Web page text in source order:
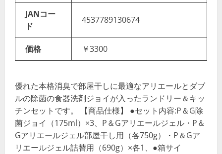
JANコー
ド
4537789130674
価格 ￥3300
優れた本格消臭で部屋干しに最適なアリエールとダブ
ルの除菌の食器洗剤ジョイが入ったランドリー＆キッ
チンセットです。 【商品仕様】 ●セット内容:P＆G除
菌ジョイ（175ml）×3、P＆Gアリエールジェル・P＆
Gアリエールジェル部屋干し用（各750g）・P＆Gア
リエールジェル詰替用（690g）×各1、●箱サイ